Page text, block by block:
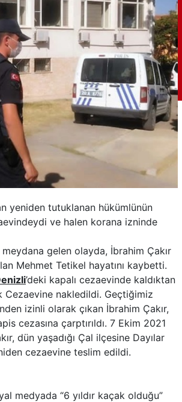
yeniden tutuklanan hükümlünün
ve halen korana izninde
gelen olayda, İbrahim Çakır
Mehmet Tetikel hayatını kaybetti.
’deki kapalı cezaevinde kaldıktan
Cezaevine nakledildi. Geçtiğimiz
izinli olarak çıkan İbrahim Çakır,
cezasına çarptırıldı. 7 Ekim 2021
dün yaşadığı Çal ilçesine Dayılar
cezaevine teslim edildi.
medyada “6 yıldır kaçak olduğu”